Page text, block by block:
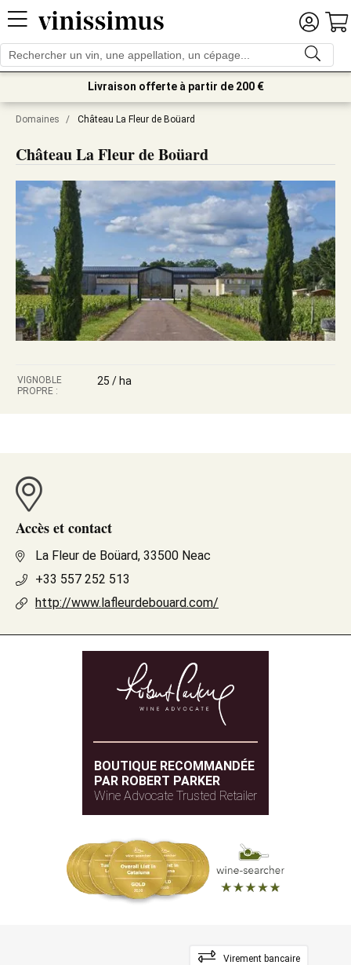
Livraison offerte à partir de 200 €
Domaines / Château La Fleur de Boüard
Château La Fleur de Boüard
VIGNOBLE
PROPRE :
25 / ha
Accès et contact
La Fleur de Boüard, 33500 Neac
+33 557 252 513
http://www.lafleurdebouard.com/
BOUTIQUE RECOMMANDÉE
PAR ROBERT PARKER
Wine Advocate Trusted Retailer
Virement bancaire